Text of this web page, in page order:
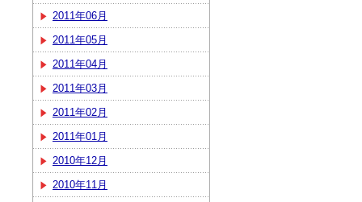
2011年06月
2011年05月
2011年04月
2011年03月
2011年02月
2011年01月
2010年12月
2010年11月